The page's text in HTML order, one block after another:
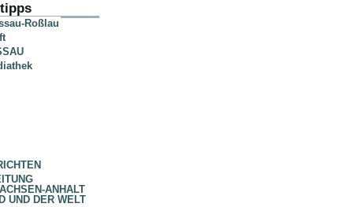
Roßlau
ANHALT
UND DER WELT